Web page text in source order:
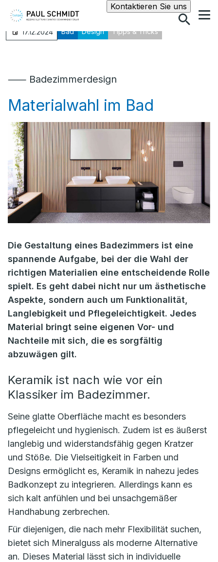
Kontaktieren Sie unsSuche
17.12.2024 Bad Design Tipps & Tricks
⸺ Badezimmerdesign
Materialwahl im Bad
Die Gestaltung eines Badezimmers ist eine
spannende Aufgabe, bei der die Wahl der
richtigen Materialien eine entscheidende Rolle
spielt. Es geht dabei nicht nur um ästhetische
Aspekte, sondern auch um Funktionalität,
Langlebigkeit und Pflegeleichtigkeit. Jedes
Material bringt seine eigenen Vor- und
Nachteile mit sich, die es sorgfältig
abzuwägen gilt.
Keramik ist nach wie vor ein
Klassiker im Badezimmer.
Seine glatte Oberfläche macht es besonders
pflegeleicht und hygienisch. Zudem ist es äußerst
langlebig und widerstandsfähig gegen Kratzer
und Stöße. Die Vielseitigkeit in Farben und
Designs ermöglicht es, Keramik in nahezu jedes
Badkonzept zu integrieren. Allerdings kann es
sich kalt anfühlen und bei unsachgemäßer
Handhabung zerbrechen.
Für diejenigen, die nach mehr Flexibilität suchen,
bietet sich Mineralguss als moderne Alternative
an. Dieses Material lässt sich in individuelle